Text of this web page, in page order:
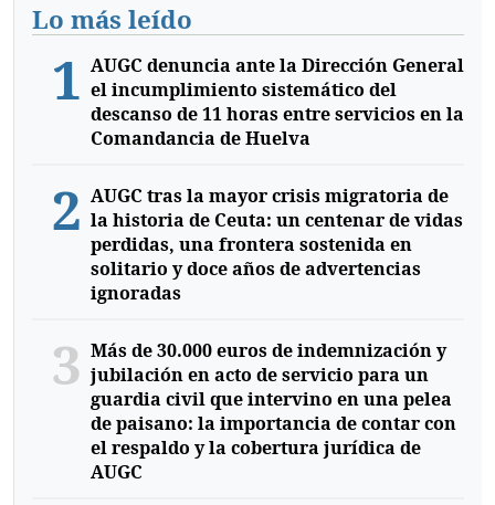
Lo más leído
1 AUGC denuncia ante la Dirección General
el incumplimiento sistemático del
descanso de 11 horas entre servicios en la
Comandancia de Huelva
2 AUGC tras la mayor crisis migratoria de
la historia de Ceuta: un centenar de vidas
perdidas, una frontera sostenida en
solitario y doce años de advertencias
ignoradas
3 Más de 30.000 euros de indemnización y
jubilación en acto de servicio para un
guardia civil que intervino en una pelea
de paisano: la importancia de contar con
el respaldo y la cobertura jurídica de
AUGC